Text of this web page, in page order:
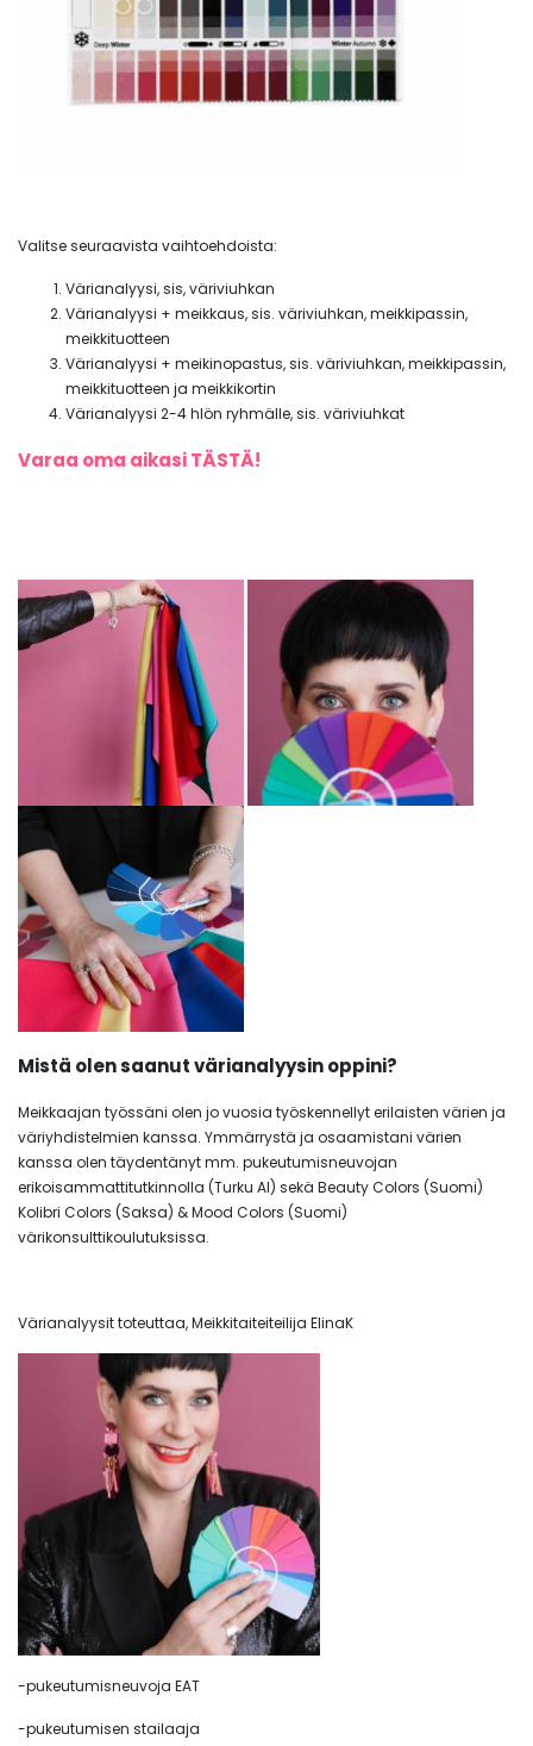
Valitse seuraavista vaihtoehdoista:
Värianalyysi, sis, väriviuhkan
Värianalyysi + meikkaus, sis. väriviuhkan, meikkipassin,
meikkituotteen
Värianalyysi + meikinopastus, sis. väriviuhkan, meikkipassin,
meikkituotteen ja meikkikortin
Värianalyysi 2-4 hlön ryhmälle, sis. väriviuhkat
Varaa oma aikasi TÄSTÄ!
Mistä olen saanut värianalyysin oppini?
Meikkaajan työssäni olen jo vuosia työskennellyt erilaisten värien ja
väriyhdistelmien kanssa. Ymmärrystä ja osaamistani värien
kanssa olen täydentänyt mm. pukeutumisneuvojan
erikoisammattitutkinnolla (Turku AI) sekä Beauty Colors (Suomi)
Kolibri Colors (Saksa) & Mood Colors (Suomi)
värikonsulttikoulutuksissa.
Värianalyysit toteuttaa, Meikkitaiteiteilija ElinaK
-pukeutumisneuvoja EAT
-pukeutumisen stailaaja